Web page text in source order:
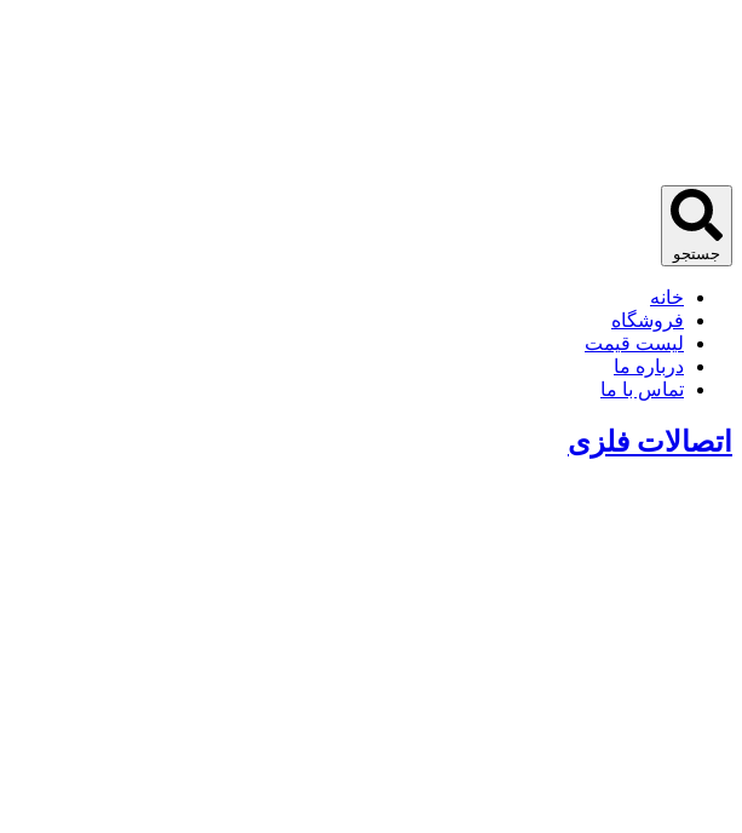
جستجو
خانه
فروشگاه
لیست قیمت
درباره ما
تماس با ما
اتصالات فلزی